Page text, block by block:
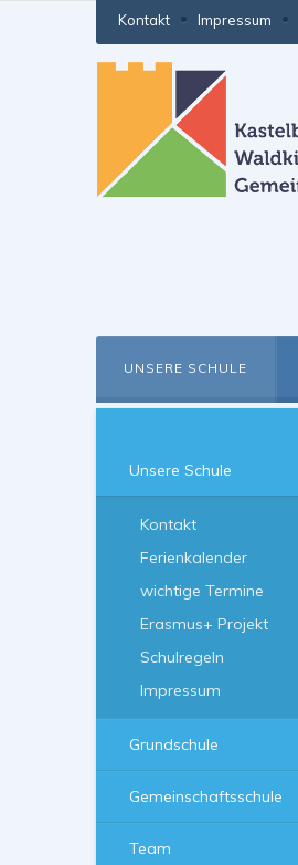
Kontakt Impressum
UNSERE SCHULE
Unsere Schule
Kontakt
Ferienkalender
wichtige Termine
Erasmus+ Projekt
Schulregeln
Impressum
Grundschule
Gemeinschaftsschule
Team